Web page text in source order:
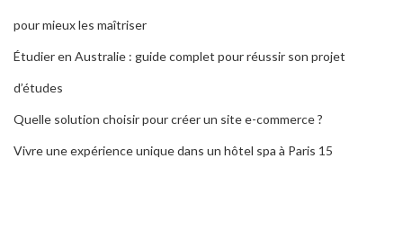
pour mieux les maîtriser
Étudier en Australie : guide complet pour réussir son projet
d’études
Quelle solution choisir pour créer un site e-commerce ?
Vivre une expérience unique dans un hôtel spa à Paris 15